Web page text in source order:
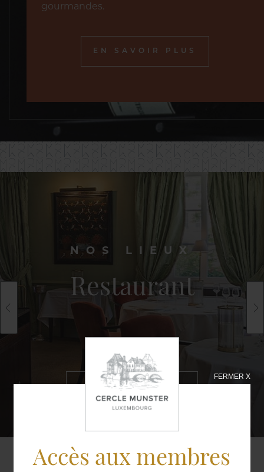
Accès aux membres
FERMER X
gourmandes.
EN SAVOIR PLUS
NOS LIEUX
Restaurant
EN SAVOIR
PLUS